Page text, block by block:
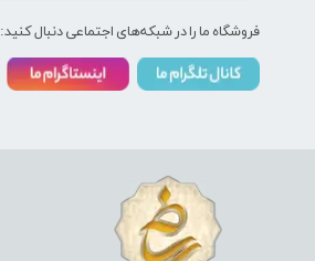
فروشگاه ما را در شبکه‌های اجتماعی دنبال کنید: